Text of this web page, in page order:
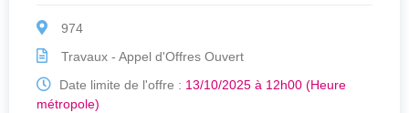
974
Travaux - Appel d'Offres Ouvert
Date limite de l'offre : 13/10/2025 à 12h00 (Heure
métropole)